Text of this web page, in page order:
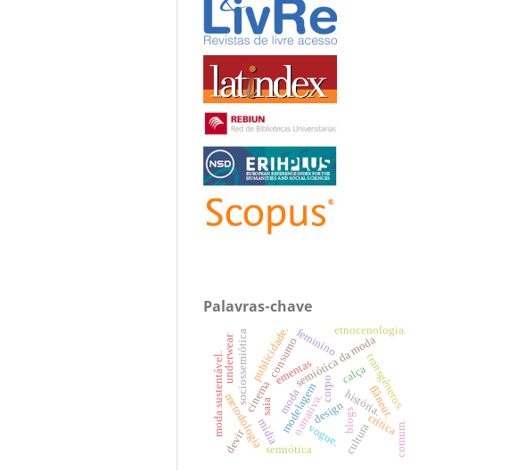
Palavras-chave
ementas
moda história.
consumo
cinema narrativa.
saia
calça
semiótica da moda
sociossemióticapublicidade.
modelagem
metodologia
moda sustentável. design
corpo transgêneros.
feminino
vogue.
mídia blogs
flâneur.
cultura
devir
etnocenologia.
semiótica
críticacomum.
underwear